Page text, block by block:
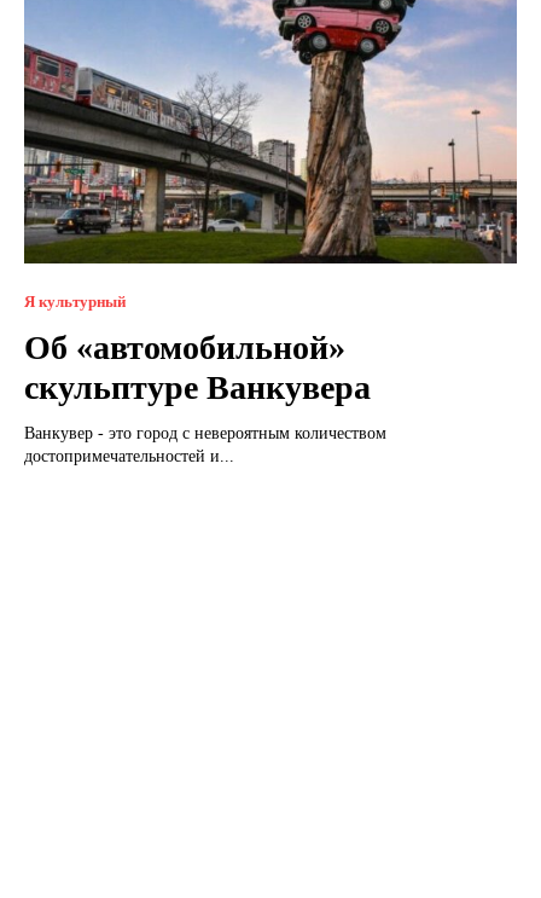
Я культурный
Об «автомобильной»
скульптуре Ванкувера
Ванкувер - это город с невероятным количеством
достопримечательностей и...